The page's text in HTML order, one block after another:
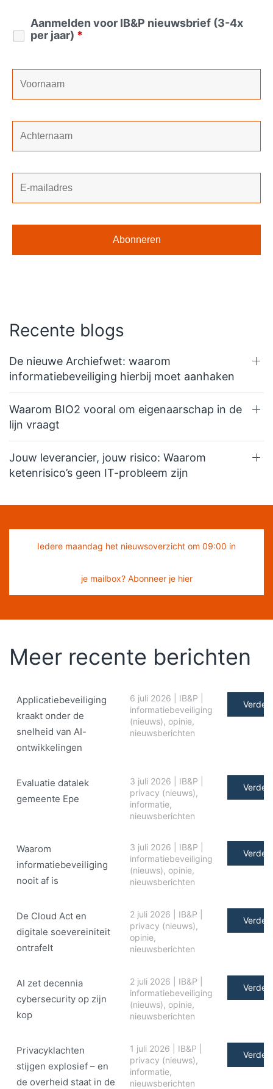
Aanmelden voor IB&P nieuwsbrief (3-4x
per jaar) *
Recente blogs
De nieuwe Archiefwet: waarom
informatiebeveiliging hierbij moet aanhaken
Waarom BIO2 vooral om eigenaarschap in de
lijn vraagt
Jouw leverancier, jouw risico: Waarom
ketenrisico’s geen IT-probleem zijn
Iedere maandag het nieuwsoverzicht om 09:00 in
je mailbox? Abonneer je hier
Meer recente berichten
Applicatiebeveiliging
kraakt onder de
snelheid van AI-
ontwikkelingen
6 juli 2026 IB&P
informatiebeveiliging
(nieuws), opinie,
nieuwsberichten
Verder
Evaluatie datalek
gemeente Epe
3 juli 2026 IB&P
privacy (nieuws),
informatie,
nieuwsberichten
Verder
Waarom
informatiebeveiliging
nooit af is
3 juli 2026 IB&P
informatiebeveiliging
(nieuws), opinie,
nieuwsberichten
Verder
De Cloud Act en
digitale soe­ve­rei­ni­teit
ontrafelt
2 juli 2026 IB&P
privacy (nieuws),
opinie,
nieuwsberichten
Verder
AI zet decennia
cybersecurity op zijn
kop
2 juli 2026 IB&P
informatiebeveiliging
(nieuws), opinie,
nieuwsberichten
Verder
Privacyklachten
stijgen explosief – en
de overheid staat in de
1 juli 2026 IB&P
privacy (nieuws),
informatie,
nieuwsberichten
Verder